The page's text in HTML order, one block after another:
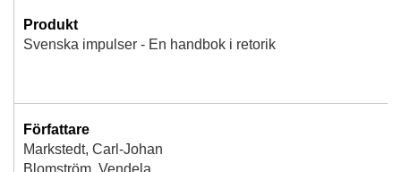
Produkt
Svenska impulser - En handbok i retorik
Författare
Markstedt, Carl-Johan
Blomström, Vendela